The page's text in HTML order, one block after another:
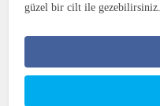
güzel bir cilt ile gezebilirsiniz.